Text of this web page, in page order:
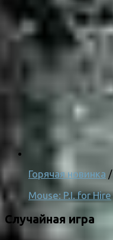
Горячая новинка /
Mouse: P.I. for Hire
Случайная игра